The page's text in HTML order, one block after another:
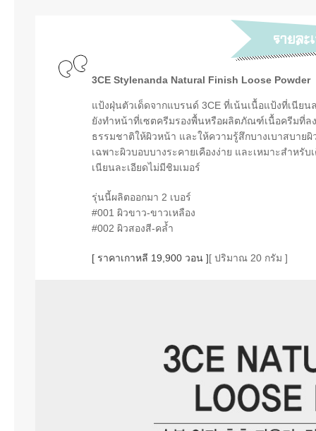
3CE Stylenanda Natural Finish Loose Powder
แป้งฝุ่นตัวเด็ดจากแบรนด์ 3CE ที่เน้นเนื้อแป้งที่เนีย
ยังทำหน้าที่เซตครีมรองพื้นหรือผลิตภัณฑ์เนื้อครีมที่ล
ธรรมชาติให้ผิวหน้า และให้ความรู้สึกบางเบาสบาย
เฉพาะผิวบอบบางระคายเคืองง่าย และเหมาะสำห
เนียนละเอียดไม่มีชิมเมอร์
รุ่นนี้ผลิตออกมา 2 เบอร์
#001 ผิวขาว-ขาวเหลือง
#002 ผิวสองสี-คล้ำ
[ ราคาเกาหลี 19,900 วอน ][ ปริมาณ 20 กรัม ]